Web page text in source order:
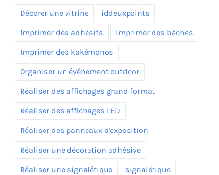
Décorer une vitrine iddeuxpoints
Imprimer des adhésifs Imprimer des bâches
Imprimer des kakémonos
Organiser un événement outdoor
Réaliser des affichages grand format
Réaliser des affichages LED
Réaliser des panneaux d'exposition
Réaliser une décoration adhésive
Réaliser une signalétique signalétique